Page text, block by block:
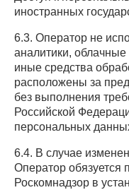
иностранных
6.3. Оператор не
аналитики,
иные средства
расположены за
без выполнения
Российской
персональных
6.4. В случае
Оператор обязуется
Роскомнадзор в